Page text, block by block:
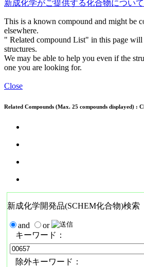
新成化学がご提供する化合物につい
This is a known compound and might be
elsewhere.
" Related compound List" in this page
structures.
We may be able to help you even if the
one you are looking for.
Close
Related Compounds (Max. 25 compounds displayed) :
新成化学開発品(SCHEM化合物)検索
and
or
キーワード：
除外キーワード：